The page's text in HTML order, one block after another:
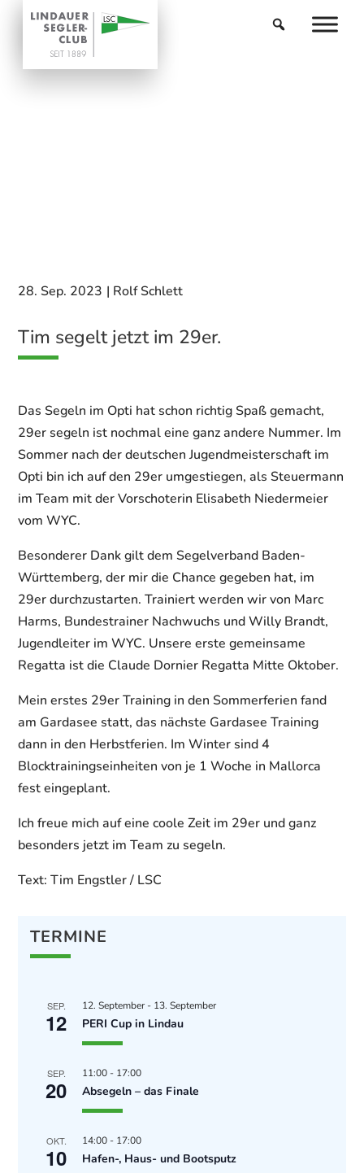
28. Sep. 2023 | Rolf Schlett
Tim segelt jetzt im 29er.
Das Segeln im Opti hat schon richtig Spaß gemacht,
29er segeln ist nochmal eine ganz andere Nummer. Im
Sommer nach der deutschen Jugendmeisterschaft im
Opti bin ich auf den 29er umgestiegen, als Steuermann
im Team mit der Vorschoterin Elisabeth Niedermeier
vom WYC.
Besonderer Dank gilt dem Segelverband Baden-
Württemberg, der mir die Chance gegeben hat, im
29er durchzustarten. Trainiert werden wir von Marc
Harms, Bundestrainer Nachwuchs und Willy Brandt,
Jugendleiter im WYC. Unsere erste gemeinsame
Regatta ist die Claude Dornier Regatta Mitte Oktober.
Mein erstes 29er Training in den Sommerferien fand
am Gardasee statt, das nächste Gardasee Training
dann in den Herbstferien. Im Winter sind 4
Blocktrainingseinheiten von je 1 Woche in Mallorca
fest eingeplant.
Ich freue mich auf eine coole Zeit im 29er und ganz
besonders jetzt im Team zu segeln.
Text: Tim Engstler / LSC
TERMINE
SEP.
12
12. September- 13. September
PERI Cup in Lindau
SEP.
20
11:00 - 17:00
Absegeln – das Finale
OKT.
10
14:00 - 17:00
Hafen-, Haus- und Bootsputz